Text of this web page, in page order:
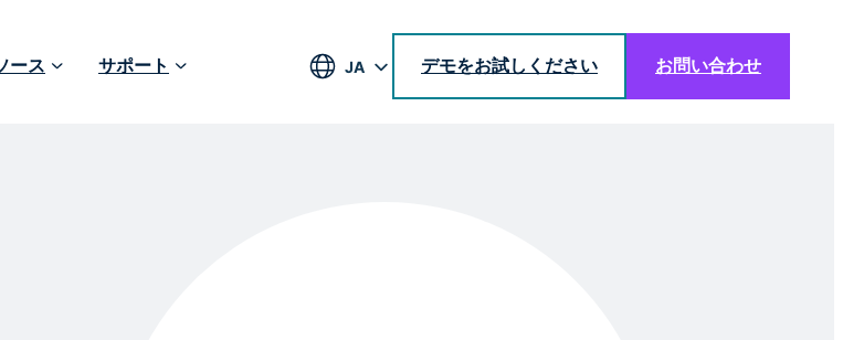
ース サポート
JA
デモをお試しください お問い合わせ